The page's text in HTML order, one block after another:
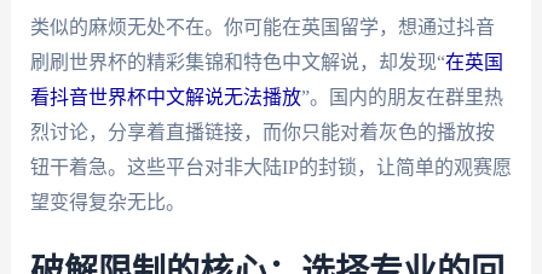
类似的麻烦无处不在。你可能在英国留学，想通过抖音
刷刷世界杯的精彩集锦和特色中文解说，却发现“在英国
看抖音世界杯中文解说无法播放”。国内的朋友在群里热
烈讨论，分享着直播链接，而你只能对着灰色的播放按
钮干着急。这些平台对非大陆IP的封锁，让简单的观赛愿
望变得复杂无比。